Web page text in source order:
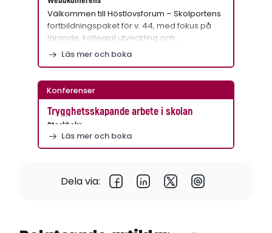
Välkommen till Höstlovsforum – Skolportens
fortbildningspaket för v. 44, med fokus på
lärande, kollegial utveckling och…
Läs mer och boka
Konferenser
Trygghetsskapande arbete i skolan
Stockholm
Läs mer och boka
Dela via: